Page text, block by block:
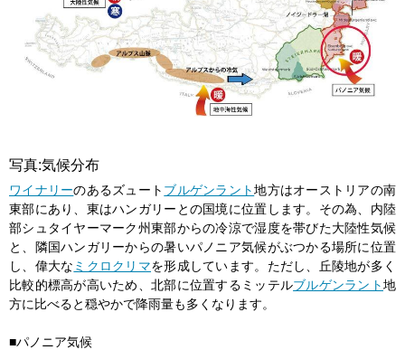
写真:気候分布
ワイナリーのあるズュート ブルゲンラント地方はオーストリアの南
東部にあり、東はハンガリーとの国境に位置します。その為、内陸
部シュタイヤーマーク州東部からの冷涼で湿度を帯びた大陸性気候
と、隣国ハンガリーからの暑いパノニア気候がぶつかる場所に位置
し、偉大な ミクロクリマを形成しています。ただし、丘陵地が多く
比較的標高が高いため、北部に位置するミッテルブルゲンラント地
方に比べると穏やかで降雨量も多くなります。
■パノニア気候